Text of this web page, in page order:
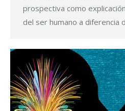
prospectiva como
del ser humano a diferencia